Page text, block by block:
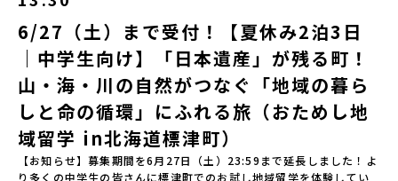
地域みらい留学公式LINEよりご連絡をお願いします。※受信制限設
定をしていると、通知メールをお受け取りいただけません。その場
合は、「@miratabi.jp」からのメールを受信できるよう設定をお願
いいたします。※結果に関する個別のお問合せにはお答えしており
ませんので、ご了承ください。・お申し込みについてお申込はお一
人様1回限りです。PC・スマートフォンからお申込ください。申込
後の内容変更はできません。お申込時は、メールアドレスの入力間
違いにご注意ください。・宿泊について１室に複数(同性2～4名程
度)で宿泊いただく予定です。・食事アレルギー対応について個別の
詳細なアレルギー対応希望にはお応えしかねる場合がございます。
対応が必要な場合は必ず事前にご相談ください。・参加取消や急遽
や、お申し込みを迷われている方向けにZoomでのオンライン配信
を行います。知りたい情報のレベルに合わせて、以下の2つのステッ
プをご活用ください。【STEP 1】全体オンライン説明会（アーカイ
ブ動画を公開中！）〜まずは「おためし地域留学」を知りたい方
へ〜日本全国20以上の地域から選んで参加できる「おためし地域留
学」の全体像や魅力について、説明会を開催しました。中学生一人
での参加にあたり、保護者様が特に気になる「安全面」や「事務局
のサポート体制」についても詳しく解説しています。ぜひ、ご自宅
からお気軽にご視聴ください。🎬 [アーカイブ動画を視聴す
る]YouTube：https://youtu.be/Yt8nd04aNgA?
13:30 集合【解散場所・時間】出水駅 8月5日(水) 12:00 解散【対
象】中学生2～3年生【宿泊先】現在調整中※1室に複数名(同性)で宿
泊いただく予定です。【旅行代金】無料※旅行代金に含まれる費用
のうち、以下の内容が無料となります：・宿泊費（2泊分）・プログ
ラム内のアクティビティ・体験費用・一部の食事代*以下の費用は参
加者のご負担となります・集合場所までの往復交通費・お土産代や
自由時間の個人飲食費などの個人的費用【募集人数】最大10名（お
申し込み多数の場合は抽選の上決定）【参加者決定】お申し込み多
数の場合は、締め切り後1週間を目途に当落結果をご連絡いたしま
す。【申し込み受付期間】6月1日(月)12：00 から 6月15日(月)
12：00まで疑問も不安もワクワクに変える！「おためし地域留学」
もあり緑が豊かな大自然を感じることができ、新緑、山菜の春、花
の夏、紅葉の秋、スキーや樹氷の冬と四季ごとに美しい景色を見る
ことのできるユニークな町です。「十和田八幡平（とわだはちまん
たい）国立公園」では登山やトレッキング、「安比高原（あっぴこ
うげん）スキー場」は日本国内最大級のスキーリゾートとして有名
で、一年中自然アクティビティを楽しむことができます！そして八
幡平市にある「松川地熱発電所」は、日本で初めて「地球のチカラ
を電気に変えた」場所！八幡平の地下からわき出す蒸気をそのまま
電気に変える「地球・自然にやさしい最先端のエネルギー」を生み
出す挑戦をしてきた町です。今回のプログラムでは、この松川地熱
発電所から吹き出す地熱蒸気を使った「アート体験」をすることが
6/27（土）まで受付！【夏休み2泊3日
｜中学生向け】「日本遺産」が残る町！
山・海・川の自然がつなぐ「地域の暮ら
しと命の循環」にふれる旅（おためし地
域留学 in北海道標津町）
【お知らせ】募集期間を6月27日（土）23:59まで延長しました！よ
り多くの中学生の皆さんに標津町でのお試し地域留学を体験してい